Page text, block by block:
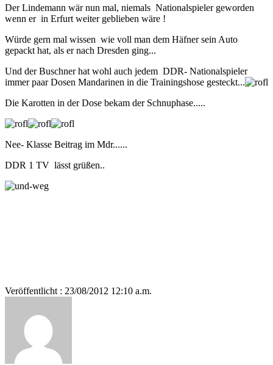
Der Lindemann wär nun mal, niemals Nationalspieler geworden
wenn er in Erfurt weiter geblieben wäre !
Würde gern mal wissen wie voll man dem Häfner sein Auto
gepackt hat, als er nach Dresden ging...
Und der Buschner hat wohl auch jedem DDR- Nationalspieler
immer paar Dosen Mandarinen in die Trainingshose gesteckt...
Die Karotten in der Dose bekam der Schnuphase.....
Nee- Klasse Beitrag im Mdr......
DDR 1 TV lässt grüßen..
Veröffentlicht : 23/08/2012 12:10 a.m.